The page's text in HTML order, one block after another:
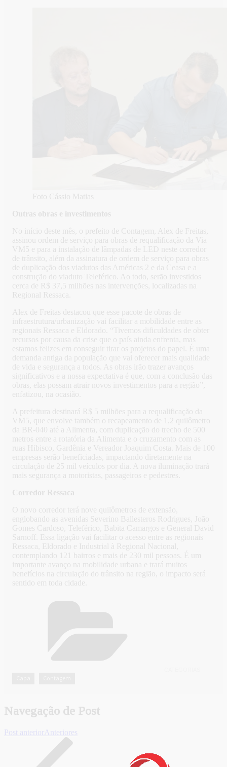
Foto Cássio Matias
Outras obras e investimentos
No início deste mês, o prefeito de Contagem, Alex de Freitas,
assinou ordem de serviço para obras de requalificação da Via
VM5 e para a instalação de lâmpadas de LED neste corredor
de trânsito, além da assinatura de ordem de serviço para obras
de duplicação dos viadutos das Américas 2 e da Ceasa e a
construção do viaduto Teleférico. Ao todo, serão investidos
cerca de R$ 37,5 milhões nas intervenções, localizadas na
Regional Ressaca.
Alex de Freitas destacou que esse pacote de obras de
infraestrutura/urbanização vai facilitar a mobilidade entre as
regionais Ressaca e Eldorado. “Tivemos dificuldades de obter
recursos por causa da crise que o país ainda enfrenta, mas
estamos felizes em conseguir tirar os projetos do papel. É uma
demanda antiga da população que vai oferecer mais qualidade
de vida e segurança a todos. As obras irão trazer avanços
significativos e a nossa expectativa é que, com a conclusão das
obras, elas possam atrair novos investimentos para a região”,
enfatizou, na ocasião.
A prefeitura destinará R$ 5 milhões para a requalificação da
VM5, que envolve também o recapeamento de 1,2 quilômetro
da BR-040 até a Alimenta, com duplicação do trecho de 500
metros entre a rotatória da Alimenta e o cruzamento com as
ruas Hibisco, Gardênia e Vereador Joaquim Costa. Mais de 100
empresas serão beneficiadas, impactando diretamente na
circulação de 25 mil veículos por dia. A nova iluminação trará
mais segurança a motoristas, passageiros e pedestres.
Corredor Ressaca
O novo corredor terá nove quilômetros de extensão,
englobando as avenidas Severino Ballesteros Rodrigues, João
Gomes Cardoso, Teleférico, Babita Camargos e General David
Sarnoff. Essa ligação vai facilitar o acesso entre as regionais
Ressaca, Eldorado e Industrial à Regional Nacional,
contemplando 121 bairros e mais de 230 mil pessoas. É um
importante avanço na mobilidade urbana e trará muitos
benefícios na circulação do trânsito na região, o impacto será
sentido em toda cidade.
Navegação de Post
Post anterior Anteriores